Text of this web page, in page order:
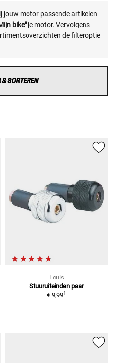
jouw motor passende artikelen
bike"je motor. Vervolgens
de filteroptie
& SORTEREN
Louis
Stuuruiteinden paar
€ 9,991